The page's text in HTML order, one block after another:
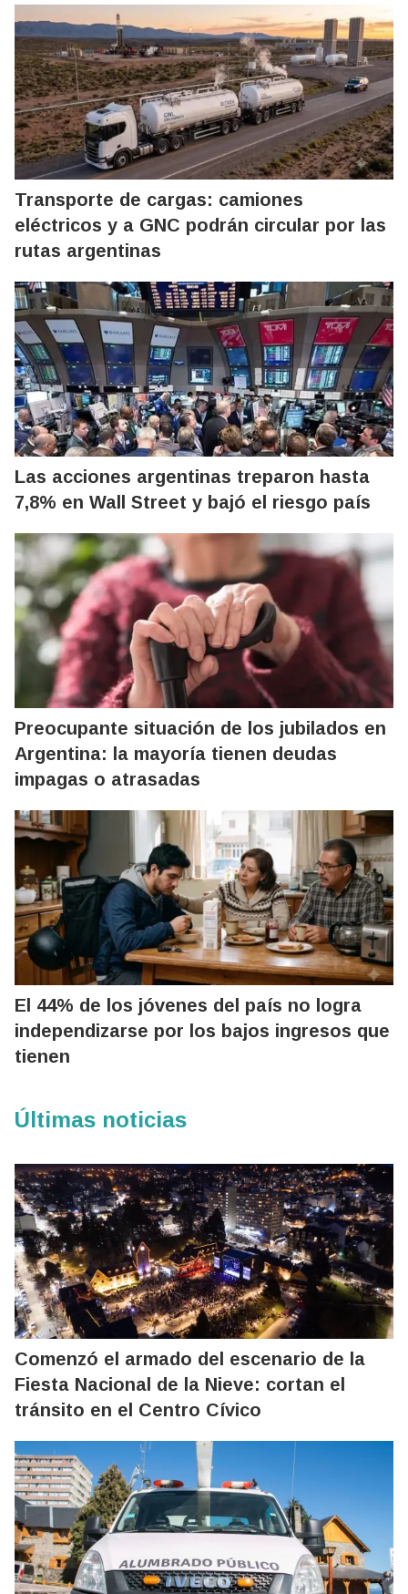
Transporte de cargas: camiones
eléctricos y a GNC podrán circular por las
rutas argentinas
Las acciones argentinas treparon hasta
7,8% en Wall Street y bajó el riesgo país
Preocupante situación de los jubilados en
Argentina: la mayoría tienen deudas
impagas o atrasadas
El 44% de los jóvenes del país no logra
independizarse por los bajos ingresos que
tienen
Últimas noticias
Comenzó el armado del escenario de la
Fiesta Nacional de la Nieve: cortan el
tránsito en el Centro Cívico